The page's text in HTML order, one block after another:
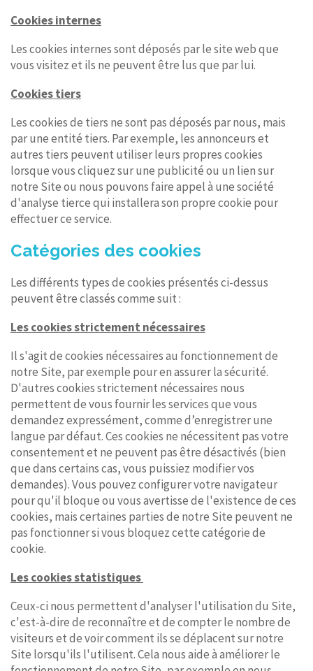
Cookies internes
Les cookies internes sont déposés par le site web que
vous visitez et ils ne peuvent être lus que par lui.
Cookies tiers
Les cookies de tiers ne sont pas déposés par nous, mais
par une entité tiers. Par exemple, les annonceurs et
autres tiers peuvent utiliser leurs propres cookies
lorsque vous cliquez sur une publicité ou un lien sur
notre Site ou nous pouvons faire appel à une société
d'analyse tierce qui installera son propre cookie pour
effectuer ce service.
Catégories des cookies
Les différents types de cookies présentés ci-dessus
peuvent être classés comme suit :
Les cookies strictement nécessaires
Il s'agit de cookies nécessaires au fonctionnement de
notre Site, par exemple pour en assurer la sécurité.
D'autres cookies strictement nécessaires nous
permettent de vous fournir les services que vous
demandez expressément, comme d’enregistrer une
langue par défaut. Ces cookies ne nécessitent pas votre
consentement et ne peuvent pas être désactivés (bien
que dans certains cas, vous puissiez modifier vos
demandes). Vous pouvez configurer votre navigateur
pour qu'il bloque ou vous avertisse de l'existence de ces
cookies, mais certaines parties de notre Site peuvent ne
pas fonctionner si vous bloquez cette catégorie de
cookie.
Les cookies statistiques
Ceux-ci nous permettent d'analyser l'utilisation du Site,
c'est-à-dire de reconnaître et de compter le nombre de
visiteurs et de voir comment ils se déplacent sur notre
Site lorsqu'ils l'utilisent. Cela nous aide à améliorer le